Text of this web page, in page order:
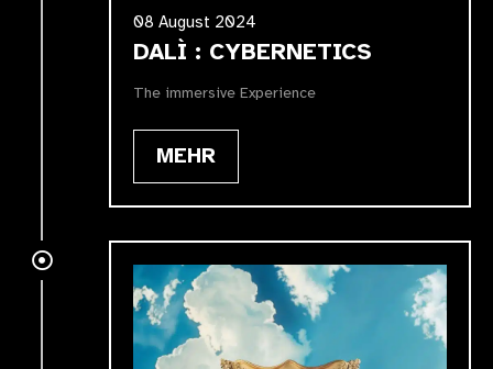
08 August 2024
DALÌ : CYBERNETICS
The immersive Experience
MEHR